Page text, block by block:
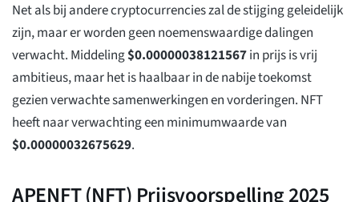
Net als bij andere cryptocurrencies zal de stijging geleidelijk
zijn, maar er worden geen noemenswaardige dalingen
verwacht. Middeling$0.00000038121567in prijs is vrij
ambitieus, maar het is haalbaar in de nabije toekomst
gezien verwachte samenwerkingen en vorderingen. NFT
heeft naar verwachting een minimumwaarde van
$0.00000032675629.
APENFT (NFT) Prijsvoorspelling 2025